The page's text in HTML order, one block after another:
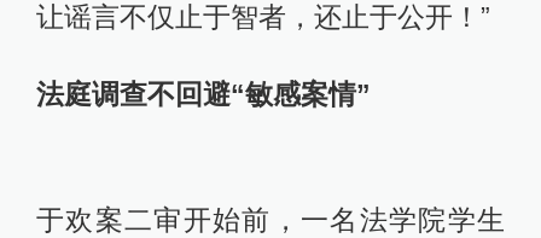
让谣言不仅止于智者，还止于公开！”
法庭调查不回避“敏感案情”
于欢案二审开始前，一名法学院学生